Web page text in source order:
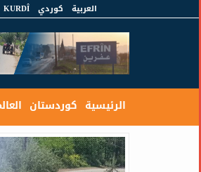
العربية كوردي KURDÎ
الرئيسية كوردستان